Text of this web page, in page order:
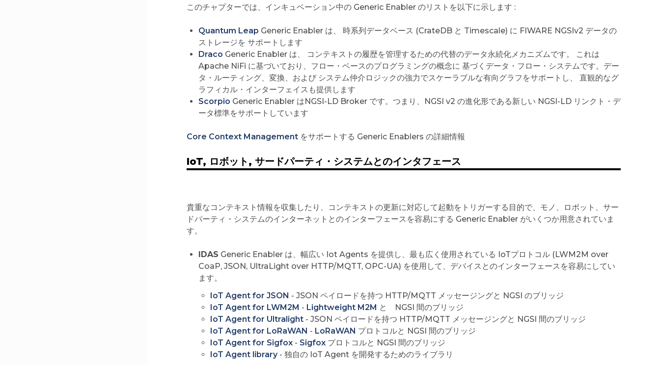
このチャプターでは、インキュベーション中の Generic Enabler のリストを以下に示します :
Quantum Leap Generic Enabler は、 時系列データベース (CrateDB と Timescale) に FIWARE NGSIv2 データの
ストレージを サポートします
Draco Generic Enabler は、 コンテキストの履歴を管理するための代替のデータ永続化メカニズムです。 これは
Apache NiFi に基づいており、フロー・ベースのプログラミングの概念に 基づくデータ・フロー・システムです。デー
タ・ルーティング、変換、および システム仲介ロジックの強力でスケーラブルな有向グラフをサポートし、 直観的なグ
ラフィカル・インターフェイスも提供します
Scorpio Generic Enabler はNGSI-LD Broker です。つまり、NGSI v2 の進化形である新しい NGSI-LD リンクト・デ
ータ標準をサポートしています
Core Context Managementをサポートする Generic Enablers の詳細情報
IoT, ロボット, サードパーティ・システムとのインタフェース
貴重なコンテキスト情報を収集したり、コンテキストの更新に対応して起動をトリガーする目的で、モノ、ロボット、サー
ドパーティ・システムのインターネットとのインターフェースを容易にする Generic Enabler がいくつか用意されていま
す。
IDAS Generic Enabler は、幅広い Iot Agents を提供し、最も広く使用されている IoTプロトコル (LWM2M over
CoaP, JSON, UltraLight over HTTP/MQTT, OPC-UA) を使用して、デバイスとのインターフェースを容易にしてい
ます。
IoT Agent for JSON - JSON ペイロードを持つ HTTP/MQTT メッセージングと NGSI のブリッジ
IoT Agent for LWM2M - Lightweight M2M と NGSI 間のブリッジ
IoT Agent for Ultralight- JSON ペイロードを持つ HTTP/MQTT メッセージングと NGSI 間のブリッジ
IoT Agent for LoRaWAN - LoRaWAN プロトコルと NGSI 間のブリッジ
IoT Agent for Sigfox- Sigfoxプロトコルと NGSI 間のブリッジ
IoT Agent library- 独自の IoT Agent を開発するためのライブラリ